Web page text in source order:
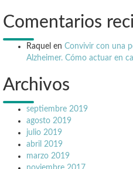
Comentarios
Raquel en Convivir con una
Alzheimer. Cómo actuar en
Archivos
septiembre 2019
agosto 2019
julio 2019
abril 2019
marzo 2019